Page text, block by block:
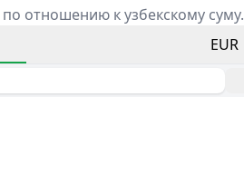
отношению к узбекскому суму.
EUR